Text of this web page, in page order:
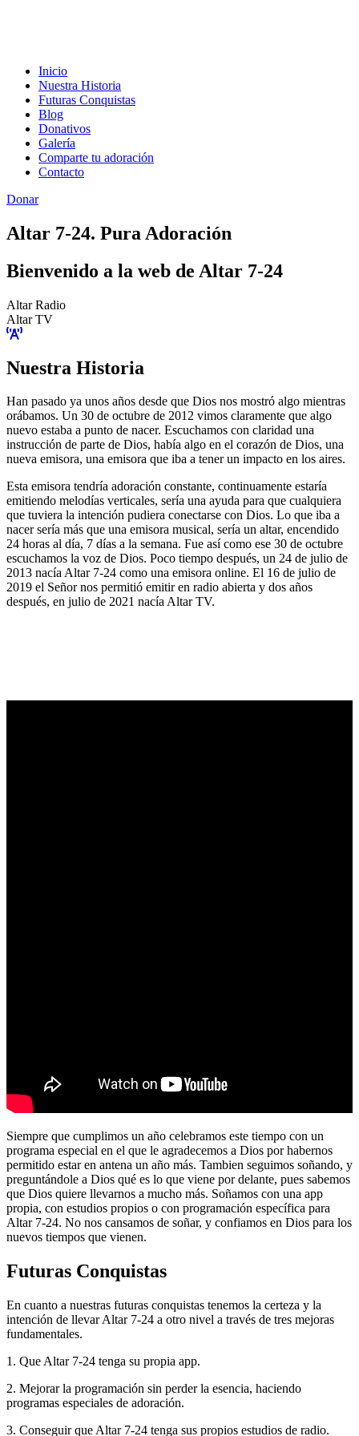
Inicio
Nuestra Historia
Futuras Conquistas
Blog
Donativos
Galería
Comparte tu adoración
Contacto
Donar
Altar 7-24. Pura Adoración
Bienvenido a la web de Altar 7-24
Altar Radio
Altar TV
Nuestra Historia
Han pasado ya unos años desde que Dios nos mostró algo mientras
orábamos. Un 30 de octubre de 2012 vimos claramente que algo
nuevo estaba a punto de nacer. Escuchamos con claridad una
instrucción de parte de Dios, había algo en el corazón de Dios, una
nueva emisora, una emisora que iba a tener un impacto en los aires.
Esta emisora tendría adoración constante, continuamente estaría
emitiendo melodías verticales, sería una ayuda para que cualquiera
que tuviera la intención pudiera conectarse con Dios. Lo que iba a
nacer sería más que una emisora musical, sería un altar, encendido
24 horas al día, 7 días a la semana. Fue así como ese 30 de octubre
escuchamos la voz de Dios. Poco tiempo después, un 24 de julio de
2013 nacía Altar 7-24 como una emisora online. El 16 de julio de
2019 el Señor nos permitió emitir en radio abierta y dos años
después, en julio de 2021 nacía Altar TV.
Siempre que cumplimos un año celebramos este tiempo con un
programa especial en el que le agradecemos a Dios por habernos
permitido estar en antena un año más. Tambien seguimos soñando, y
preguntándole a Dios qué es lo que viene por delante, pues sabemos
que Dios quiere llevarnos a mucho más. Soñamos con una app
propia, con estudios propios o con programación específica para
Altar 7-24. No nos cansamos de soñar, y confiamos en Dios para los
nuevos tiempos que vienen.
Futuras Conquistas
En cuanto a nuestras futuras conquistas tenemos la certeza y la
intención de llevar Altar 7-24 a otro nivel a través de tres mejoras
fundamentales.
1. Que Altar 7-24 tenga su propia app.
2. Mejorar la programación sin perder la esencia, haciendo
programas especiales de adoración.
3. Conseguir que Altar 7-24 tenga sus propios estudios de radio.